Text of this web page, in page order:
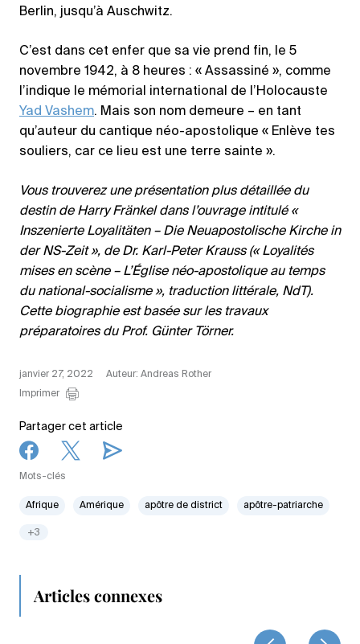
Berlin, jusqu’à Auschwitz.
C’est dans cet enfer que sa vie prend fin, le 5
novembre 1942, à 8 heures : « Assassiné », comme
l’indique le mémorial international de l’Holocauste
Yad Vashem. Mais son nom demeure – en tant
qu’auteur du cantique néo-apostolique « Enlève tes
souliers, car ce lieu est une terre sainte ».
Vous trouverez une présentation plus détaillée du
destin de Harry Fränkel dans l’ouvrage intitulé «
Inszenierte Loyalitäten – Die Neuapostolische Kirche in
der NS-Zeit », de Dr. Karl-Peter Krauss (« Loyalités
mises en scène – L’Église néo-apostolique au temps
du national-socialisme », traduction littérale, NdT).
Cette biographie est basée sur les travaux
préparatoires du Prof. Günter Törner.
janvier 27, 2022
Auteur: Andreas Rother
Imprimer
Partager cet article
Mots-clés
Afrique Amérique apôtre de district apôtre-patriarche
+3
Articles connexes